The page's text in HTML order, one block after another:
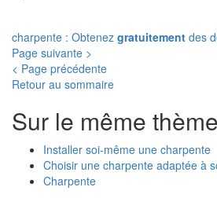
charpente : Obtenez gratuitement des
Page suivante >
< Page précédente
Retour au sommaire
Sur le même
Installer soi-même une charpente
Choisir une charpente adaptée à
Charpente